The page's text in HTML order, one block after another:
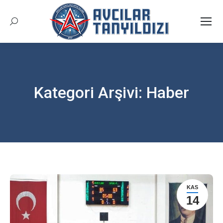
Arama:
Kategori Arşivi: Haber
KAS
14